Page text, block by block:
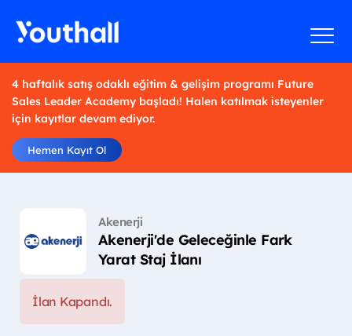
4 haftalık satış odaklı eğitim & gelişim programı Future
Sales Leader Academy başladı! Halen katılmak isteyenler
için kayıtlar devam ediyor.
Hemen Kayıt Ol
Akenerji
Akenerji'de Geleceğinle Fark
Yarat Staj İlanı
İlan Kapandı.